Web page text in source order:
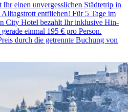
einen unvergesslichen Städtetrip in
entfliehen! Für 5 Tage im
City Hotel bezahlt Ihr inklusive Hin-
einmal 195 € pro Person.
durch die getrennte Buchung von